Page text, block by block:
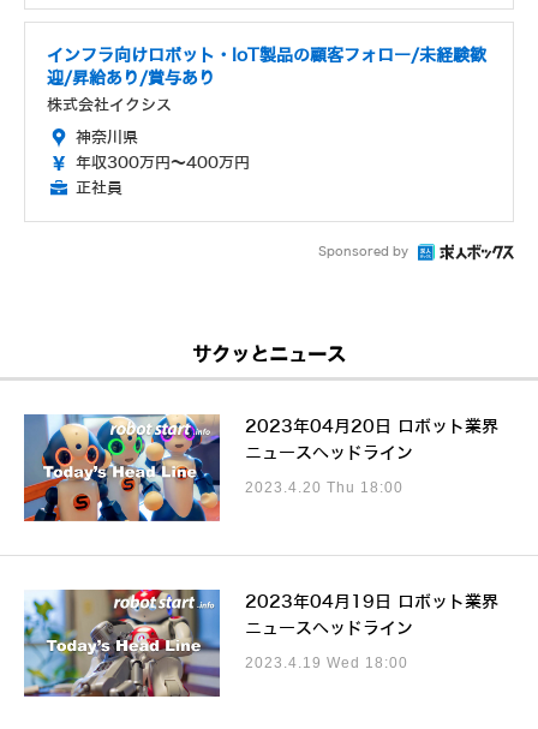
インフラ向けロボット・IoT製品の顧客フォロー/未経験歓
迎/昇給あり/賞与あり
株式会社イクシス
神奈川県
年収300万円～400万円
正社員
Sponsored by
サクッとニュース
2023年04月20日 ロボット業界
ニュースヘッドライン
2023.4.20 Thu 18:00
2023年04月19日 ロボット業界
ニュースヘッドライン
2023.4.19 Wed 18:00